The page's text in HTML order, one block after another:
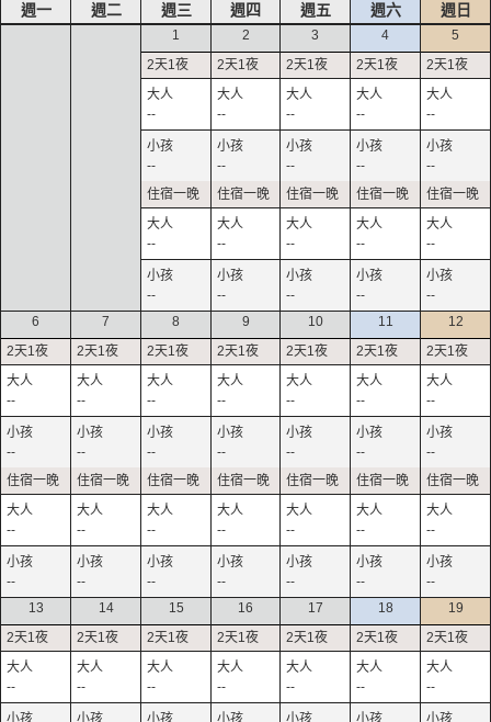
週一 週二 週三 週四 週五 週六 週日
1
--
--
--
--
2
--
--
--
--
3
--
--
--
--
4
--
--
--
--
5
--
--
--
--
6
--
--
--
--
7
--
--
--
--
8
--
--
--
--
9
--
--
--
--
10
--
--
--
--
11
--
--
--
--
12
--
--
--
--
13
--
14
--
15
--
16
--
17
--
18
--
19
--